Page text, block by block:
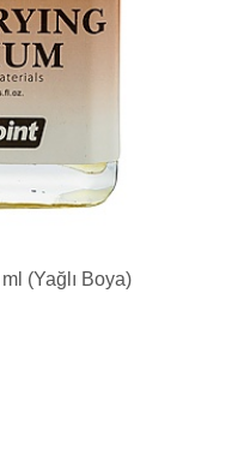
ml (Yağlı Boya)